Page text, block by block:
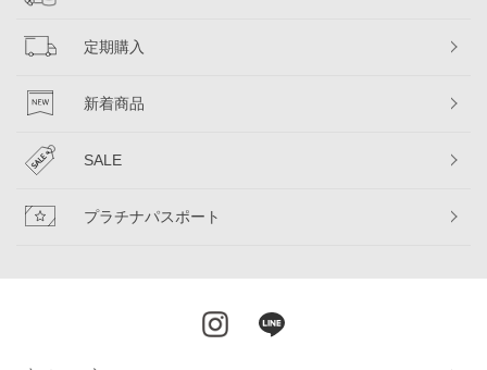
定期購入
新着商品
SALE
プラチナパスポート